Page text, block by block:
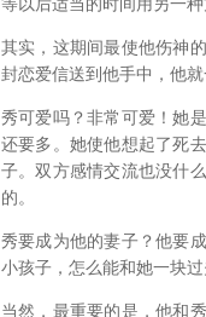
其实，这期间最使他伤神
封恋爱信送到他手中，他
秀可爱吗？非常可爱！她
还要多。她使他想起了死
子。双方感情交流也没什
的。
秀要成为他的妻子？他要
小孩子，怎么能和她一块
当然，最重要的是，他和